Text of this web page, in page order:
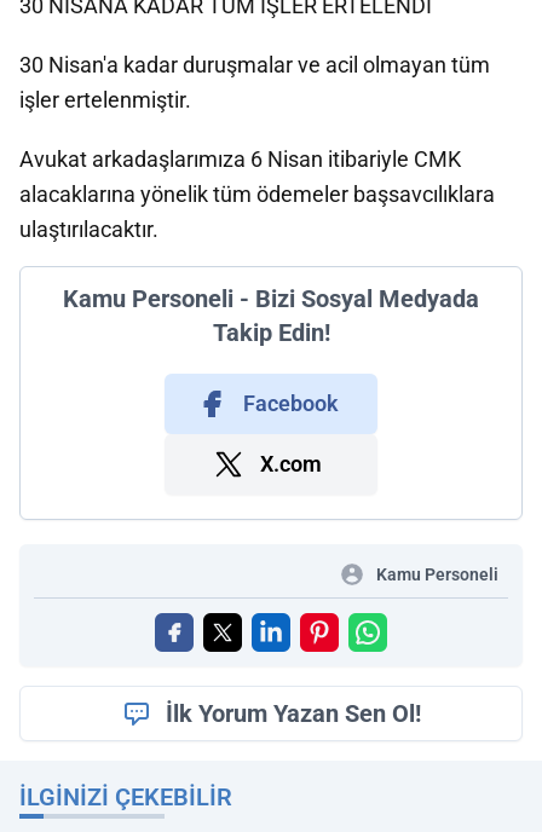
30 NİSANA KADAR TÜM İŞLER ERTELENDİ
30 Nisan'a kadar duruşmalar ve acil olmayan tüm
işler ertelenmiştir.
Avukat arkadaşlarımıza 6 Nisan itibariyle CMK
alacaklarına yönelik tüm ödemeler başsavcılıklara
ulaştırılacaktır.
Kamu Personeli - Bizi Sosyal Medyada
Takip Edin!
Facebook
X.com
Kamu Personeli
İlk Yorum Yazan Sen Ol!
İLGINIZI ÇEKEBILIR